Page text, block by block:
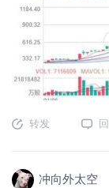
转发
冲向外太空